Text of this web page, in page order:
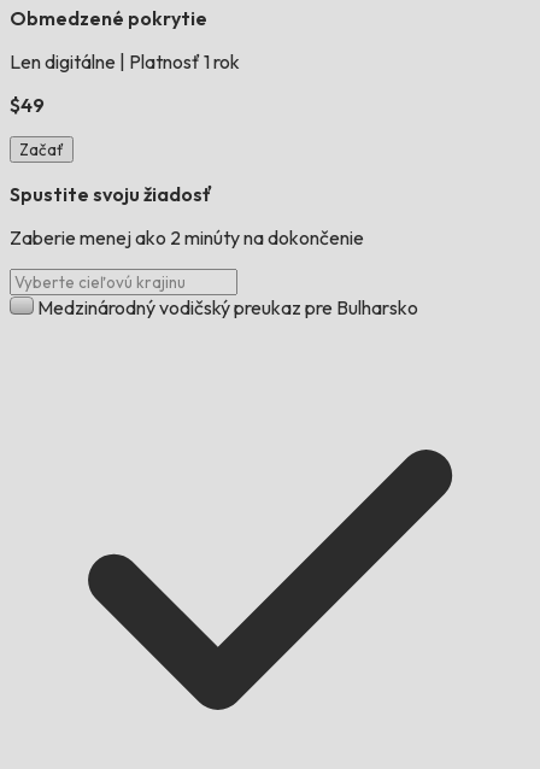
Obmedzené pokrytie
Len digitálne
Platnosť 1 rok
$49
Začať
Spustite svoju žiadosť
Zaberie menej ako 2 minúty na dokončenie
Medzinárodný vodičský preukaz pre Bulharsko